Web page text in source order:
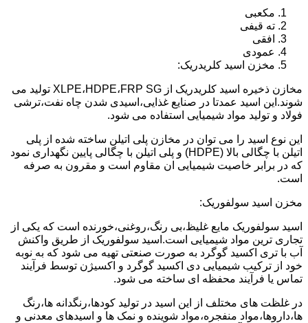
مکعبی
ته قیفی
افقی
عمودی
مخزن اسید کلریدریک:
مخازن ذخیره اسید کلریدریک از XLPE،HDPE،FRP SG تولید می
شوند.این اسید عمدتا در صنایع غذایی،اسیدی شدن چاه نفت،ترشی
فولاد و تولید مواد شیمیایی استفاده می شود.
این نوع اسید را می توان در مخازن پلی اتیلن ساخته شده از پلی
اتیلن با چگالی بالا (HDPE) و پلی اتیلن با چگالی پایین نگهداری نمود
که در برابر خاصیت شیمیایی ان مقاوم است و مقرون به صرفه
است.
مخزن اسید سولفوریک:
اسید سولفوریک مایع غلیظ،بی رنگ،روغنی،خورنده است که یکی از
تجاری ترین مواد شیمیایی است.اسید سولفوریک از طریق واکنش
آب با تری اکسید گوگرد به صورت صنعتی تهیه می شود که به نوبه
خود از ترکیب شیمیایی دی اکسید گوگرد و اکسیژن توسط فرآیند
تماس یا فرآیند محفظه ای ساخته می شود.
در غلظت های مختلف از این اسید در تولید کودها،رنگدانه ها،رنگ
ها،داروها،مواد منفجره،مواد شوینده و نمک ها و اسیدهای معدنی و